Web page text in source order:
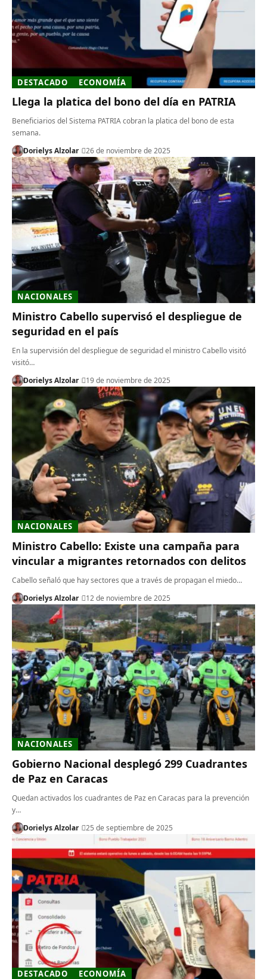
DESTACADO ECONOMÍA
Llega la platica del bono del día en PATRIA
Beneficiarios del Sistema PATRIA cobran la platica del bono de esta
semana.
Dorielys Alzolar
26 de noviembre de 2025
NACIONALES
Ministro Cabello supervisó el despliegue de
seguridad en el país
En la supervisión del despliegue de seguridad el ministro Cabello visitó
visitó…
Dorielys Alzolar
19 de noviembre de 2025
NACIONALES
Ministro Cabello: Existe una campaña para
vincular a migrantes retornados con delitos
Cabello señaló que hay sectores que a través de propagan el miedo…
Dorielys Alzolar
12 de noviembre de 2025
NACIONALES
Gobierno Nacional desplegó 299 Cuadrantes
de Paz en Caracas
Quedan activados los cuadrantes de Paz en Caracas para la prevención
y…
Dorielys Alzolar
25 de septiembre de 2025
DESTACADO ECONOMÍA